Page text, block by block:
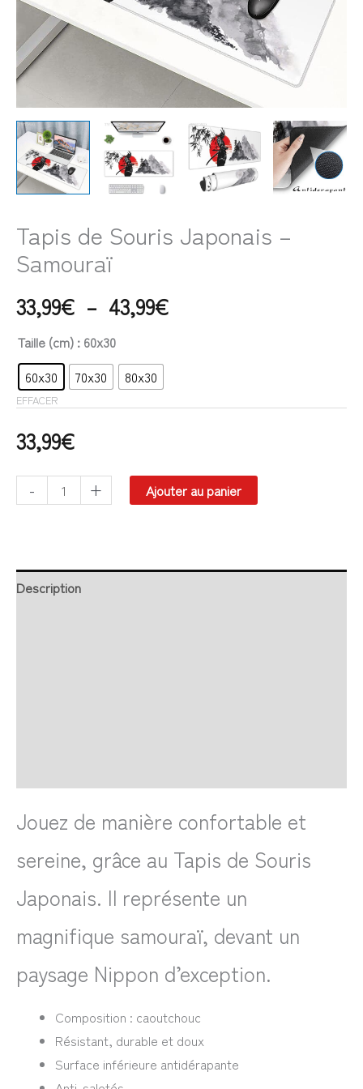
Tapis de Souris Japonais –
Samouraï
33,99€ – 43,99€
Taille (cm) : 60x30
60x30
70x30 80x30
EFFACER
33,99€
- + Ajouter au panier
Description
Jouez de manière confortable et
sereine, grâce au Tapis de Souris
Japonais. Il représente un
magnifique samouraï, devant un
paysage Nippon d’exception.
Composition : caoutchouc
Résistant, durable et doux
Surface inférieure antidérapante